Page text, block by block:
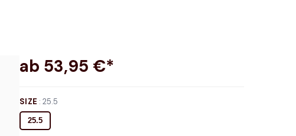
ab 53,95 €*
SIZE :25.5
25.5